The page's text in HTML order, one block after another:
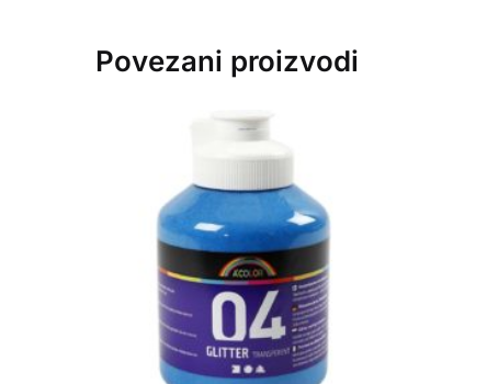
Povezani proizvodi